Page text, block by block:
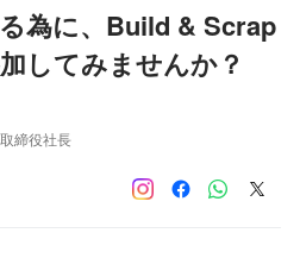
為に、Build & Scrap
してみませんか？
締役社長